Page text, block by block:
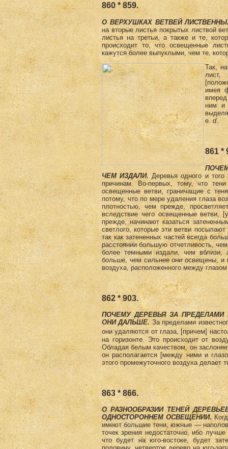
860 * 859.
О ВЕРХУШКАХ ВЕТВЕЙ
на вторые листья покрытых листвой
листья на третьи, а также и те,
происходит то, что освещенные
кажутся более выпуклыми, чем те,
Так,
лист,
имея
ним и
е. d.
861 *
ЧЕМ ИЗДАЛИ. Деревья одного и
причинам. Во-первых, тому, что
освещенные ветви, граничащие с
потому, что по мере удаления глаза
плотностью, чем прежде,
вследствие чего освещенные ветви,
прежде, начинают казаться
светлого, которые эти ветви
так как затененных частей всегда
расстоянии большую отчетливость,
более темными издали, чем вблизи,
больше, чем сильнее они освещены, и
воздуха, расположенного между
862 * 903.
ПОЧЕМУ ДЕРЕВЬЯ ЗА
ОНИ ДАЛЬШЕ.За пределами
они удаляются от глаза, [причем]
на горизонте. Это происходит от
Обладая белым качеством, он
он располагается [между ними и
этого промежуточного воздуха
863 * 866.
О РАЗНООБРАЗИИ ТЕНЕЙ
ОДНОСТОРОННЕМ ОСВЕЩЕНИИ.
имеют большие тени, южные —
точек зрения недостаточно, ибо
что будет на юго-востоке, будет